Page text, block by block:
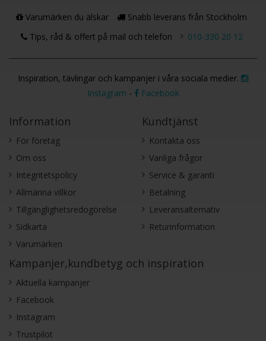
Varumärken du älskar
Snabb leverans från Stockholm
Tips, råd & offert på mail och telefon
010-330 20 12
Inspiration, tävlingar och kampanjer i våra sociala medier.
Instagram - Facebook
Information
För företag
Om oss
Integritetspolicy
Allmänna villkor
Tillgänglighetsredogörelse
Sidkarta
Varumärken
Kundtjänst
Kontakta oss
Vanliga frågor
Service & garanti
Betalning
Leveransalternativ
Returinformation
Kampanjer,kundbetyg och inspiration
Aktuella kampanjer
Facebook
Instagram
Trustpilot